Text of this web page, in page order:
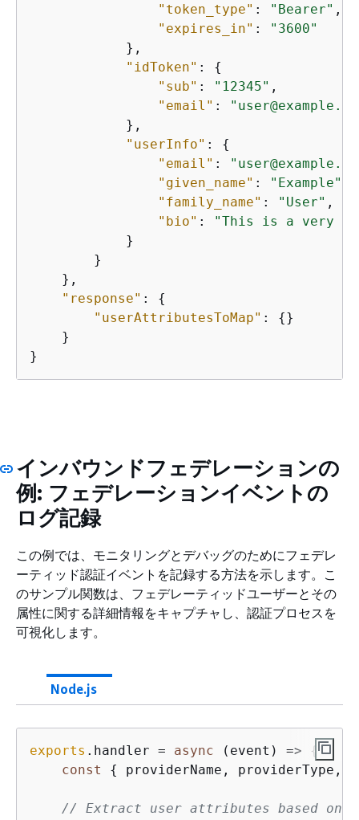
"token_type" : "Bearer" ,
"expires_in" :
"3600"
            },
"idToken" : {
"sub" : "12345" ,
"email" :
            },
"userInfo" : {
"email" :
"given_name" : "Example"
"family_name" : "User" ,
"bio" :
"This is a very
            }
        }
    },
"response" : {
"userAttributesToMap" : {}
    }
}
インバウンドフェデレーションの
例: フェデレーションイベントの
ログ記録
この例では、モニタリングとデバッグのためにフェデレ
ーティッド認証イベントを記録する方法を示します。こ
のサンプル関数は、フェデレーティッドユーザーとその
属性に関する詳細情報をキャプチャし、認証プロセスを
可視化します。
Node.js
exports .handler = async (event) =>
{
const
{ providerName,
// Extract user attributes based on